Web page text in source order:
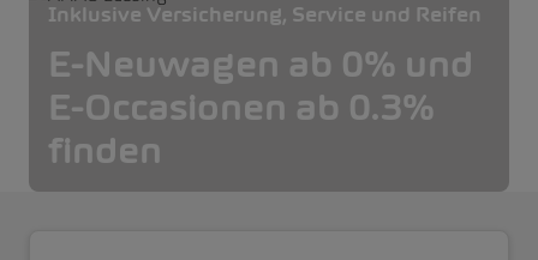
Inklusive Versicherung, Service und Reifen
E-Neuwagen ab 0% und
E-Occasionen ab 0.3%
finden